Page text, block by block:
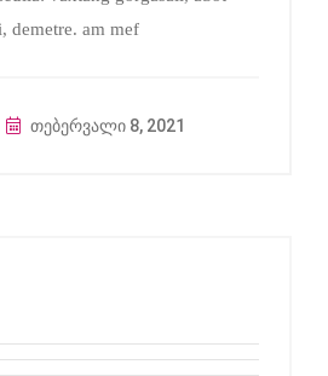
demetre. am mef
თებერვალი 8, 2021